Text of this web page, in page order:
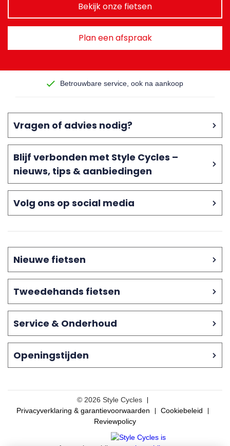
Bekijk onze fietsen
Plan een afspraak
Betrouwbare service, ook na aankoop
Vragen of advies nodig?
Blijf verbonden met Style Cycles –
nieuws, tips & aanbiedingen
Volg ons op social media
Nieuwe fietsen
Tweedehands fietsen
Service & Onderhoud
Openingstijden
© 2026 Style Cycles
Privacyverklaring & garantievoorwaarden
Cookiebeleid
Reviewpolicy